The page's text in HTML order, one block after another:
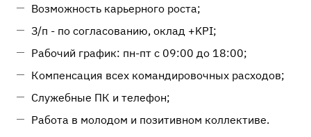
Возможность карьерного роста;
З/п - по согласованию, оклад +KPI;
Рабочий график: пн-пт с 09:00 до 18:00;
Компенсация всех командировочных расходов;
Служебные ПК и телефон;
Работа в молодом и позитивном коллективе.